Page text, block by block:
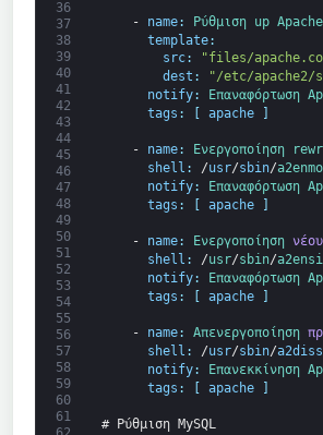
36
37
38
39
40
41
42
43
44
45
46
47
48
49
50
51
52
53
54
55
56
57
58
59
60
61
- name: Ρύθμιση up Apache
template:
src:
"files/
dest :
"/etc/
notify: Επαναφόρτωση
tags : [ apache ]
- name: Ενεργοποίηση
shell : /usr/sbin/
notify: Επαναφόρτωση
tags : [ apache ]
- name: Ενεργοποίηση νέου
shell : /usr/sbin/
notify: Επαναφόρτωση
tags : [ apache ]
- name: Απενεργοποίηση
shell : /usr/sbin/
notify: Επανεκκίνηση
tags : [ apache ]
# Ρύθμιση MySQL